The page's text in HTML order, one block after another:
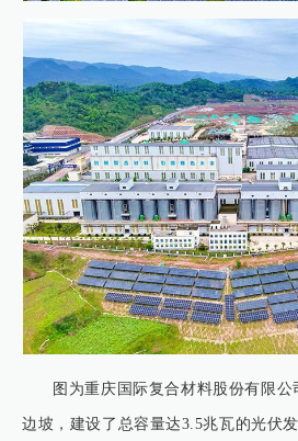
图为重庆国际复合材料股份有限
边坡，建设了总容量达3.5兆瓦的光伏